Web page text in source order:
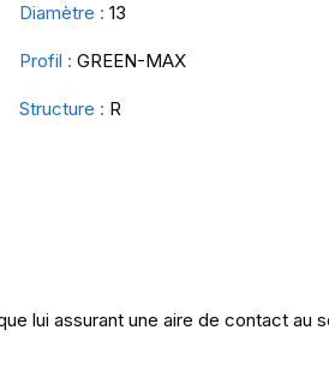
Diamètre : 13
Profil : GREEN-MAX
Structure : R
lui assurant une aire de contact au